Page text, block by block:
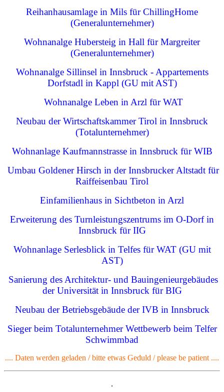
Reihanhausamlage in Mils für ChillingHome
(Generalunternehmer)
Wohnanalge Hubersteig in Hall für Margreiter
(Generalunternehmer)
Wohnanalge Sillinsel in Innsbruck - Appartements
Dorfstadl in Kappl (GU mit AST)
Wohnanalge Leben in Arzl für WAT
Neubau der Wirtschaftskammer Tirol in Innsbruck
(Totalunternehmer)
Wohnanlage Kaufmannstrasse in Innsbruck für WIB
Umbau Goldener Hirsch in der Innsbrucker Altstadt für
Raiffeisenbau Tirol
Einfamilienhaus in Sichtbeton in Arzl
Erweiterung des Turnleistungszentrums im O-Dorf in
Innsbruck für IIG
Wohnanlage Serlesblick in Telfes für WAT (GU mit
AST)
Sanierung des Architektur- und Bauingenieurgebäudes
der Universität in Innsbruck für BIG
Neubau der Betriebsgebäude der IVB in Innsbruck
Sieger beim Totalunternehmer Wettbewerb beim Telfer
Schwimmbad
.... Daten werden geladen / bitte etwas Geduld / please be patient ....
.